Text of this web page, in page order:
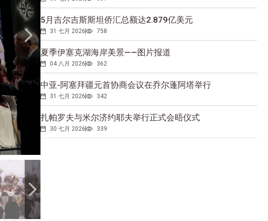
5月吉尔吉斯斯坦侨汇总额达2.879亿美元
31 七月 2026 758
夏季伊塞克湖海岸美景——图片报道
04 八月 2026 362
中亚-阿塞拜疆元首协商会议在乔尔蓬阿塔举行
31 七月 2026 342
扎帕罗夫与米尔济约耶夫举行正式会晤仪式
30 七月 2026 339